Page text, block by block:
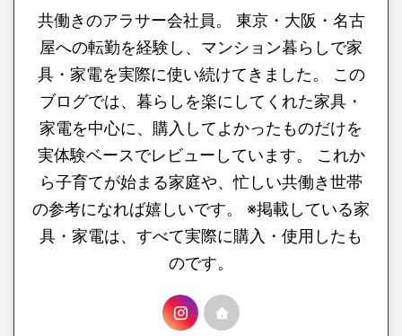
共働きのアラサー会社員。 東京・大阪・名古
屋への転勤を経験し、マンション暮らしで家
具・家電を実際に使い続けてきました。 この
ブログでは、暮らしを楽にしてくれた家具・
家電を中心に、購入してよかったものだけを
実体験ベースでレビューしています。 これか
ら子育てが始まる家庭や、忙しい共働き世帯
の参考になれば嬉しいです。 ※掲載している家
具・家電は、すべて実際に購入・使用したも
のです。